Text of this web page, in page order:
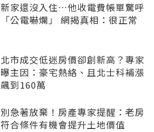
新家還沒入住…他收電費帳單驚呼
「公電嚇爛」 網揭真相：很正常
北市成交低迷房價卻創新高？專家
曝主因：豪宅熱絡、且北士科補漲
飆到160萬
別急著放棄！房產專家提醒：老房
符合條件有機會提升土地價值